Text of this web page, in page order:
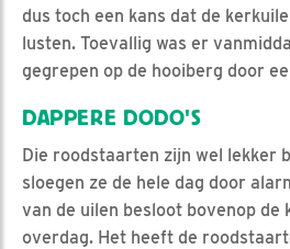
dus toch een kans dat de
lusten. Toevallig was er
gegrepen op de hooiberg door
DAPPERE DODO'S
Die roodstaarten zijn wel lekker
sloegen ze de hele dag door
van de uilen besloot bovenop de
overdag. Het heeft de